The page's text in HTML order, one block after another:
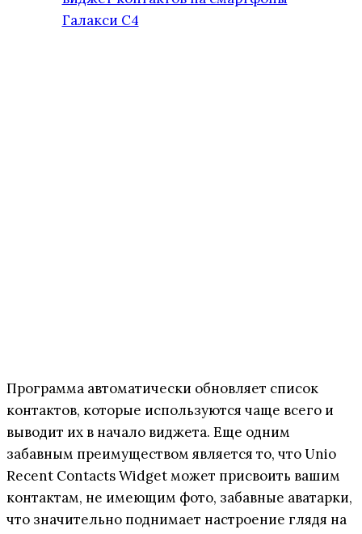
Программа автоматически обновляет список
контактов, которые используются чаще всего и
выводит их в начало виджета. Еще одним
забавным преимуществом является то, что Unio
Recent Contacts Widget может присвоить вашим
контактам, не имеющим фото, забавные аватарки,
что значительно поднимает настроение глядя на